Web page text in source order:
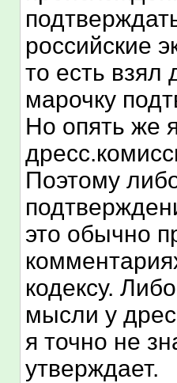
российские
то есть взял
марочку
Но опять же
Поэтому
это обычно
кодексу.
мысли у
я точно не
утверждает.